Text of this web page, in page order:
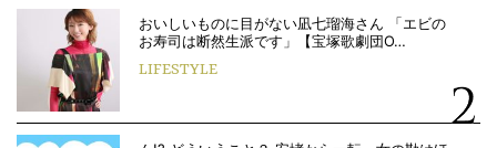
おいしいものに目がない凪七瑠海さん 「エビの
お寿司は断然生派です」【宝塚歌劇団O…
LIFESTYLE